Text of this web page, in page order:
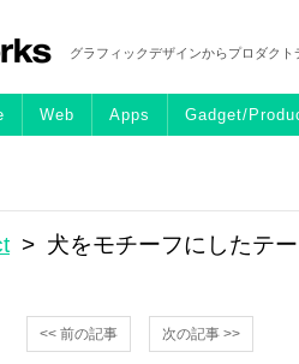
グラフィックデザインからプロダク
Web Apps Gadget/
> 犬をモチーフにしたテ
<< 前の記事 次の記事 >>